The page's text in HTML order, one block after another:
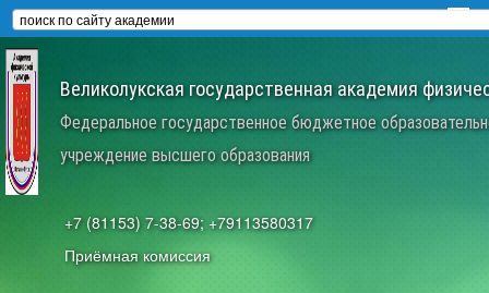
Великолукская государственная академия
Федеральное государственное бюджетное
учреждение высшего образования
+7 (81153) 7-38-69; +79113580317
Приёмная комиссия